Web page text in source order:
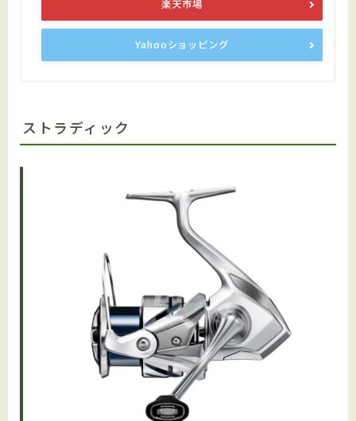
楽天市場
Yahooショッピング
ストラディック